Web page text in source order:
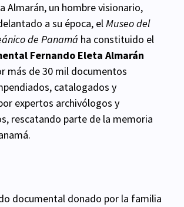
Almarán, un hombre visionario,
a su época, elMuseo del
de Panamá ha constituido el
Fernando Eleta Almarán
más de 30 mil documentos
catalogados y
expertos archivólogos y
rescatando parte de la memoria
documental donado por la familia